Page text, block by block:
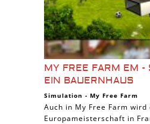
MY FREE FARM EM -
EIN BAUERNHAUS
Simulation - My Free Farm
Auch in My Free Farm wird
Europameisterschaft in